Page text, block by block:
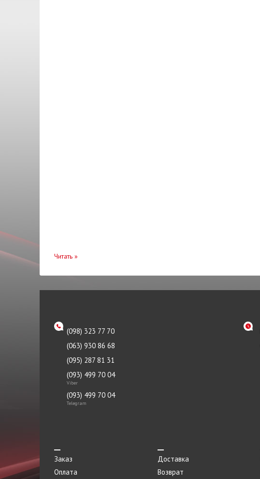
Пистон
Плафоны
Подкрылок
Подрамник
Подушка
Прокладка
Океан
Читать »
(098) 323 77 70
(063) 930 86 68
(095) 287 81 31
(093) 499 70 04
Viber
(093) 499 70 04
Telegram
Заказ
Оплата
Доставка
Возврат